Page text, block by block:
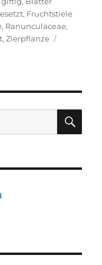
, Fruchtstiele
, Ranunculaceae,
,Zierpflanze